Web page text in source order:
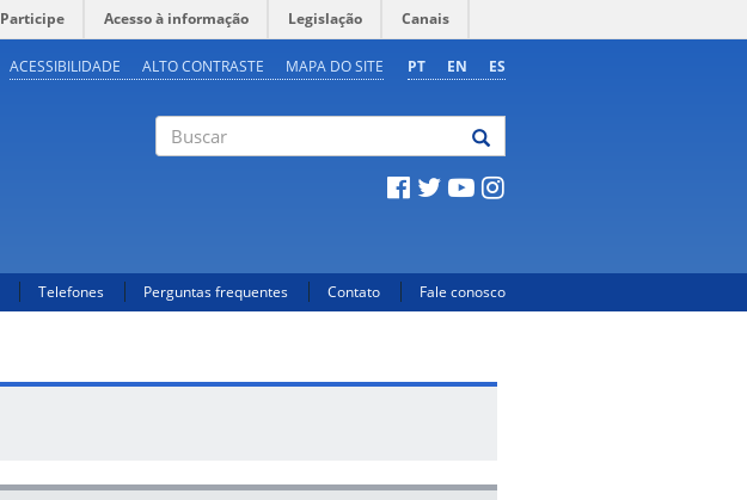
Participe Acesso à informação Legislação Canais
PT EN ES
ACESSIBILIDADE ALTO CONTRASTE MAPA DO SITE
Telefones Perguntas frequentes Contato Fale conosco